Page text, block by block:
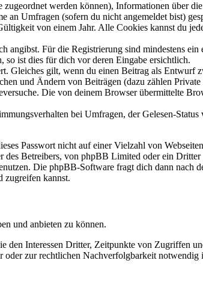
werden können), Informationen über
an Umfragen (sofern du nicht angemeldet bist)
von einem Jahr. Alle Cookies kannst du
Für die Registrierung sind mindestens ein
ist dies für dich vor deren Eingabe ersichtlich.
Gleiches gilt, wenn du einen Beitrag als Entwurf
und Ändern von Beiträgen (dazu zählen
Die von deinem Browser übermittelte
bei Umfragen, der Gelesen-
Passwort nicht auf einer Vielzahl von
Betreibers, von phpBB Limited oder ein
Die phpBB-Software fragt dich dann nach
zugreifen kannst.
und anbieten zu können.
den Interessen Dritter, Zeitpunkte von Zugriffen
oder zur rechtlichen Nachverfolgbarkeit notwendig